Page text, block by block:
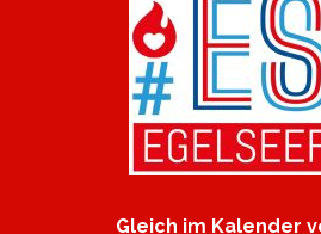
Gleich im Kalender